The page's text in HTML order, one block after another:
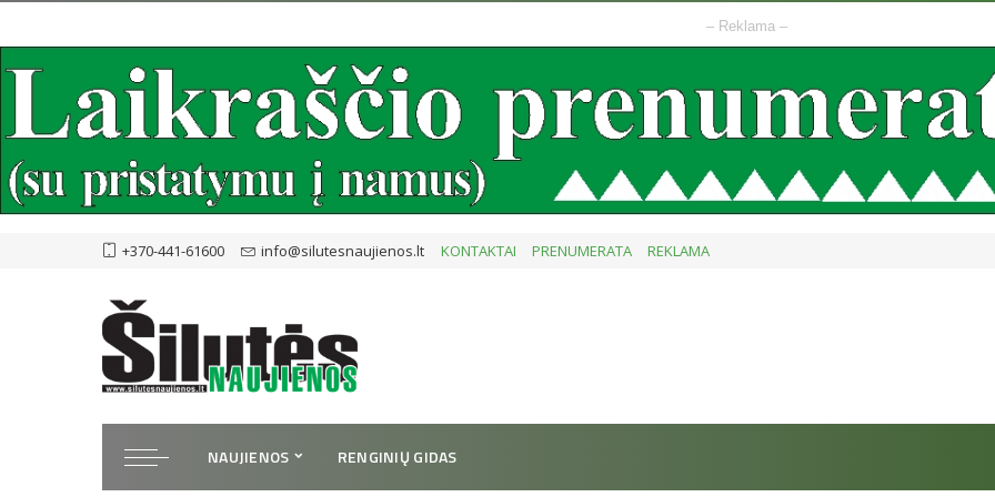
– Reklama –
+370-441-61600 info@silutesnaujienos.lt KONTAKTAI PRENUMERATA REKLAMA
NAUJIENOS RENGINIŲ GIDAS